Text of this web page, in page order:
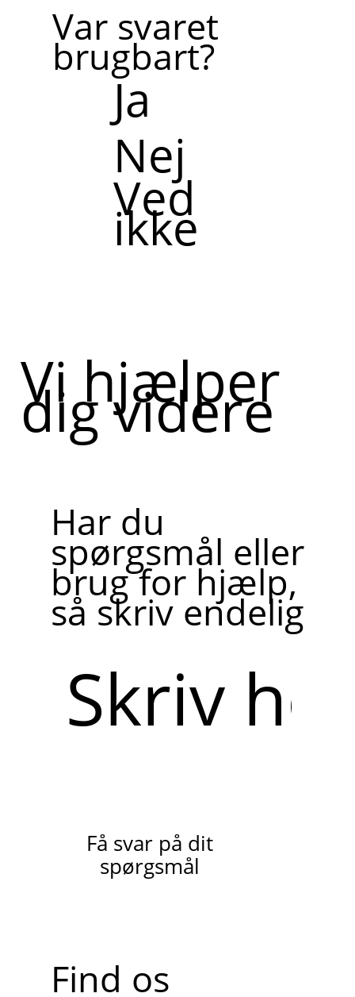
Var svaret
brugbart?
Ja
Nej
Ved
ikke
Vi hjælper
dig videre
Har du
spørgsmål eller
brug for hjælp,
så skriv endelig
her
Få svar på dit
spørgsmål
Find os